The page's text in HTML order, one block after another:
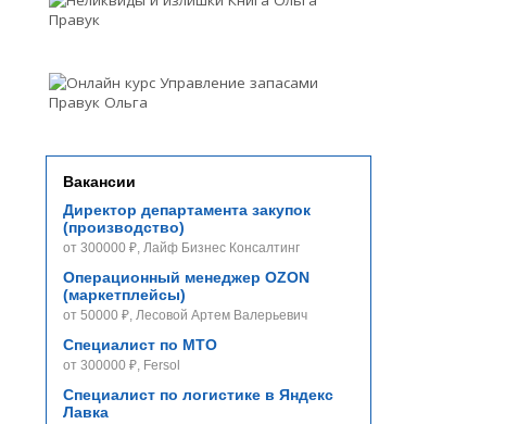
Вакансии
Директор департамента закупок
(производство)
от 300000 ₽, Лайф Бизнес Консалтинг
Операционный менеджер OZON
(маркетплейсы)
от 50000 ₽, Лесовой Артем Валерьевич
Специалист по МТО
от 300000 ₽, Fersol
Специалист по логистике в Яндекс
Лавка